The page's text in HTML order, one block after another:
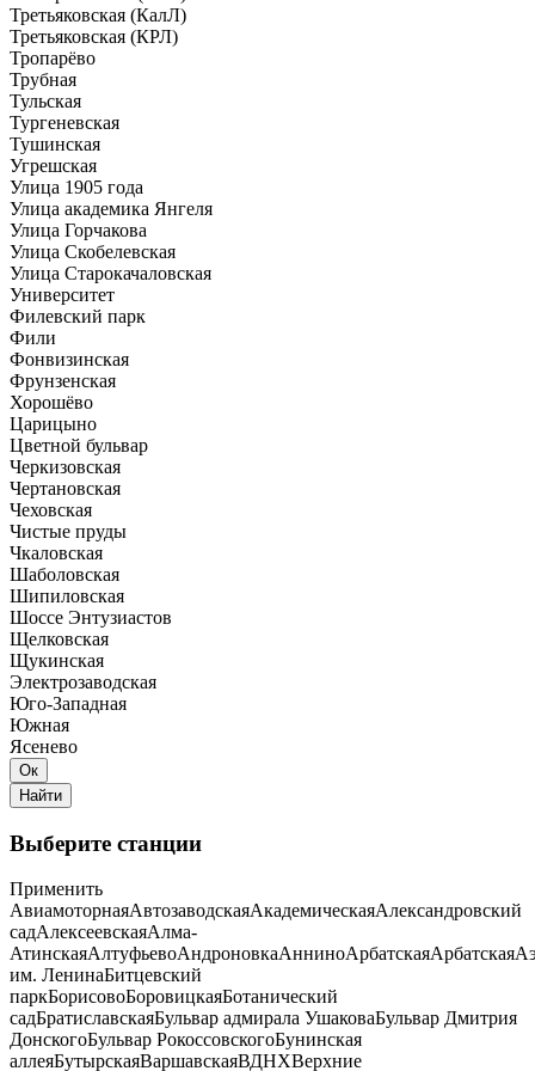
Третьяковская (КалЛ)
Третьяковская (КРЛ)
Тропарёво
Трубная
Тульская
Тургеневская
Тушинская
Угрешская
Улица 1905 года
Улица академика Янгеля
Улица Горчакова
Улица Скобелевская
Улица Старокачаловская
Университет
Филевский парк
Фили
Фонвизинская
Фрунзенская
Хорошёво
Царицыно
Цветной бульвар
Черкизовская
Чертановская
Чеховская
Чистые пруды
Чкаловская
Шаболовская
Шипиловская
Шоссе Энтузиастов
Щелковская
Щукинская
Электрозаводская
Юго-Западная
Южная
Ясенево
Выберите станции
Применить
АвиамоторнаяАвтозаводскаяАкадемическаяАлександровский
садАлексеевскаяАлма-
АтинскаяАлтуфьевоАндроновкаАнниноАрбатскаяАрбатская
им. ЛенинаБитцевский
паркБорисовоБоровицкаяБотанический
садБратиславскаяБульвар адмирала УшаковаБульвар Дмитрия
ДонскогоБульвар РокоссовскогоБунинская
аллеяБутырскаяВаршавскаяВДНХВерхние